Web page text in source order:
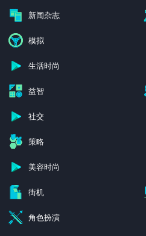
新闻杂志
模拟
生活时尚
益智
社交
策略
美容时尚
街机
角色扮演